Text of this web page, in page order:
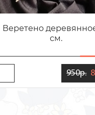
Веретено
см.
950р.